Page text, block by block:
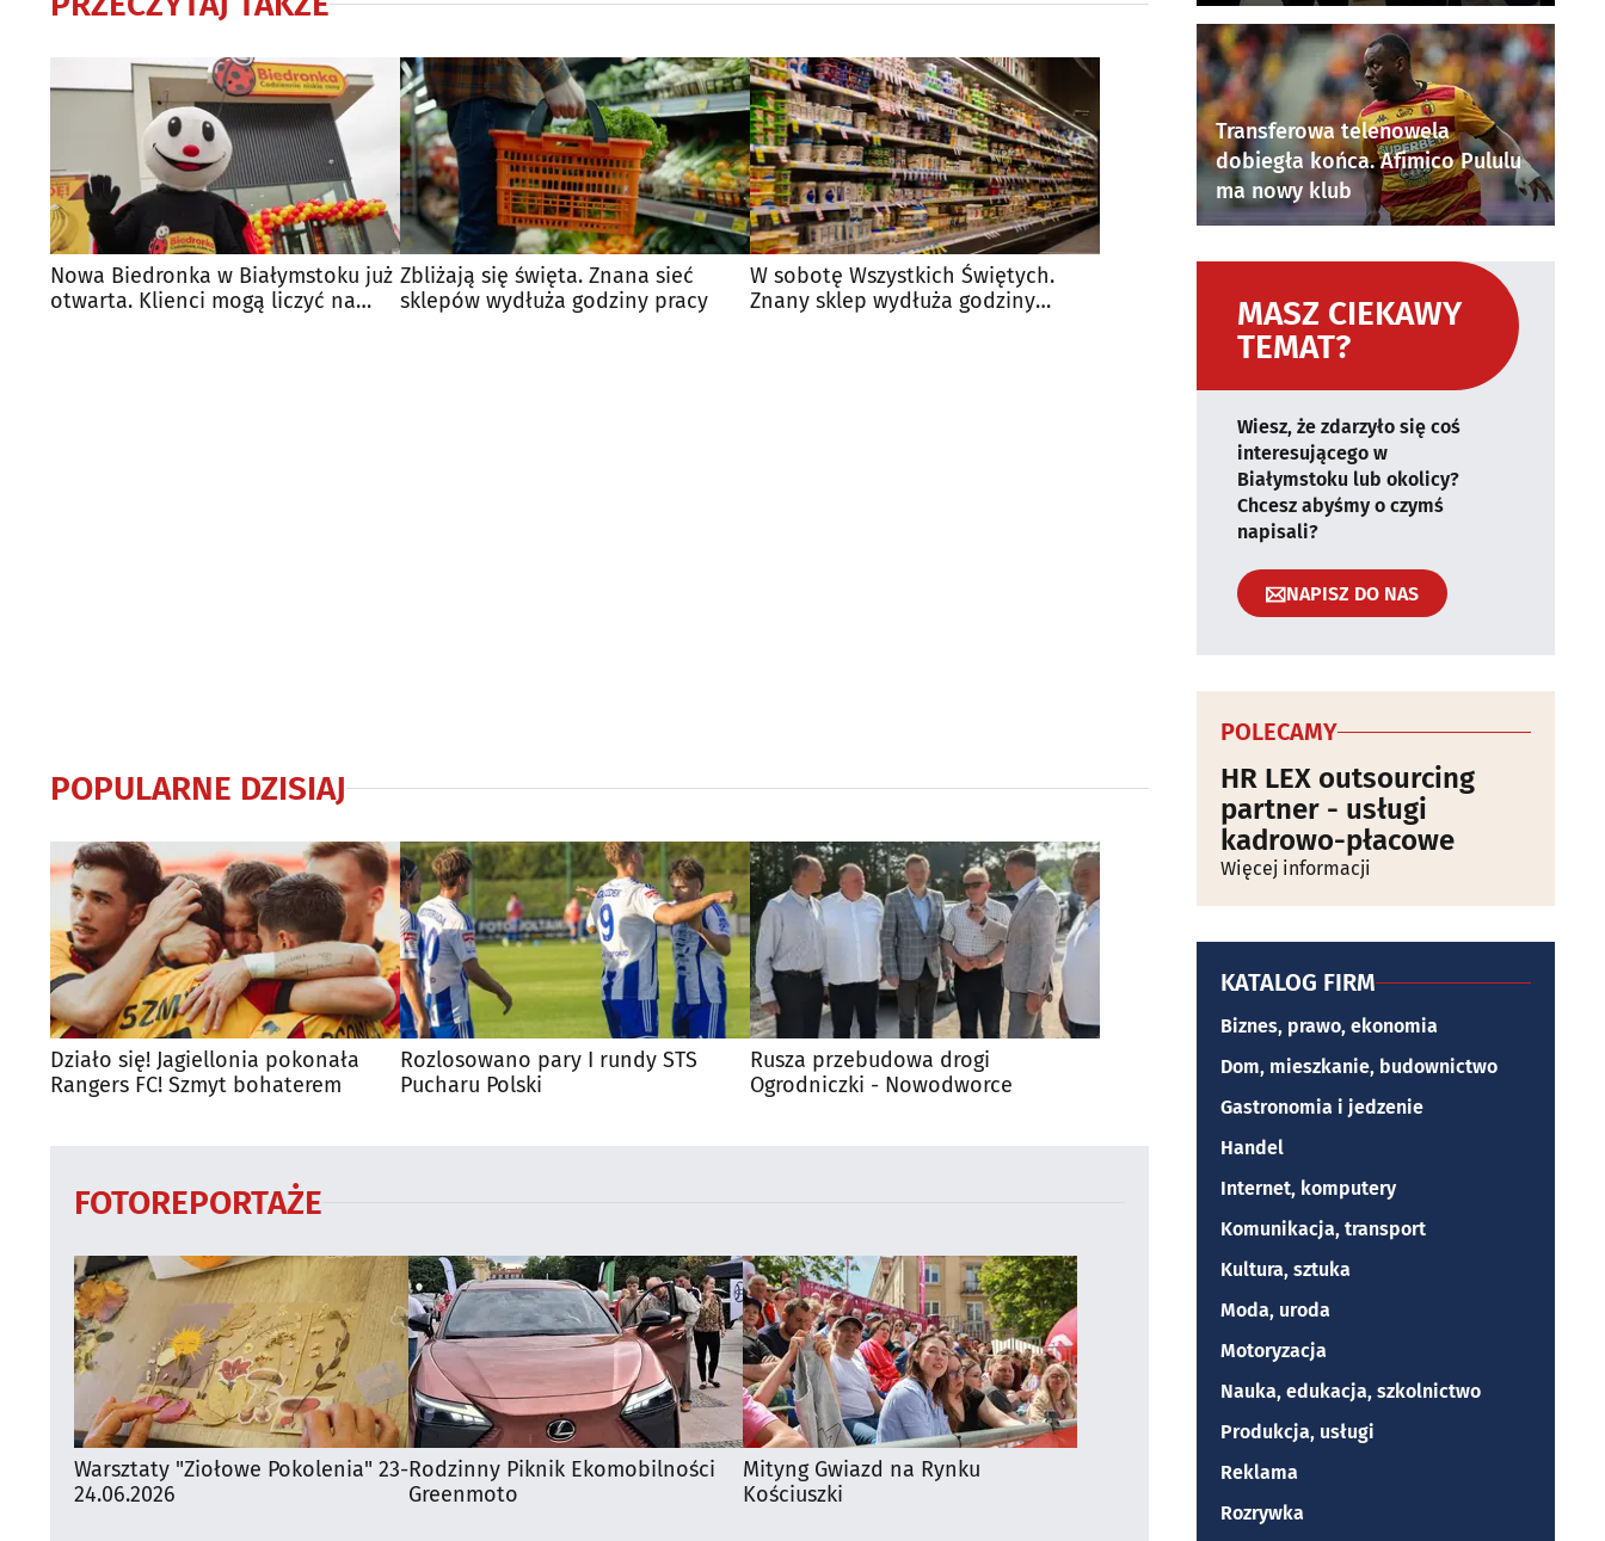
Nowa Biedronka w Białymstoku już
otwarta. Klienci mogą liczyć na
Zbliżają się święta. Znana sieć
sklepów wydłuża godziny pracy
W sobotę Wszystkich Świętych.
Znany sklep wydłuża godziny
POPULARNE DZISIAJ
Działo się! Jagiellonia pokonała
Rangers FC! Szmyt bohaterem
Rozlosowano pary I rundy STS
Pucharu Polski
Rusza przebudowa drogi
Ogrodniczki - Nowodworce
FOTOREPORTAŻE
Warsztaty "Ziołowe Pokolenia" 23-
24.06.2026
Rodzinny Piknik Ekomobilności
Greenmoto
Mityng Gwiazd na Rynku
Kościuszki
Transferowa telenowela
dobiegła końca. Afimico Pululu
ma nowy klub
MASZ CIEKAWY
TEMAT?
Wiesz, że zdarzyło się coś
interesującego w
Białymstoku lub okolicy?
Chcesz abyśmy o czymś
napisali?
NAPISZ DO NAS
POLECAMY
HR LEX outsourcing
partner - usługi
kadrowo-płacowe
Więcej informacji
KATALOG FIRM
Biznes, prawo, ekonomia
Dom, mieszkanie, budownictwo
Gastronomia i jedzenie
Handel
Internet, komputery
Komunikacja, transport
Kultura, sztuka
Moda, uroda
Motoryzacja
Nauka, edukacja, szkolnictwo
Produkcja, usługi
Reklama
Rozrywka